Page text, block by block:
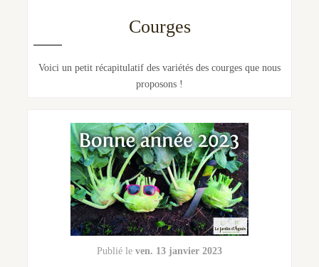
Courges
Voici un petit récapitulatif des variétés des courges que nous
proposons !
ven. 13 janvier 2023